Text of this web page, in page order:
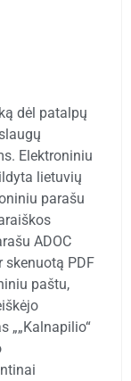
dėl patalpų
Elektroniniu
lietuvių
parašu
ADOC
PDF
paštu,
„„Kalnapilio“